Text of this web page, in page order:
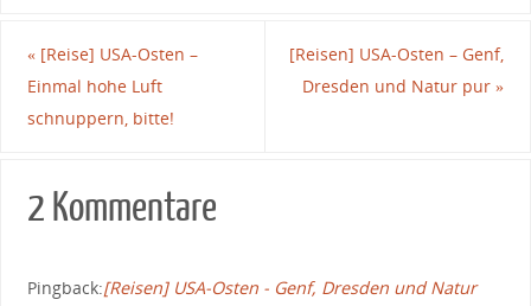
«[Reise] USA-Osten –
Einmal hohe Luft
schnuppern, bitte!
[Reisen] USA-Osten – Genf,
Dresden und Natur pur»
2 Kommentare
Pingback:[Reisen] USA-Osten - Genf, Dresden und Natur